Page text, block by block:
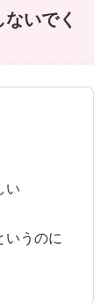
いでく
い
いうのに